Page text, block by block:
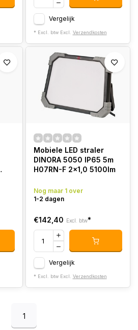
Vergelijk
* Excl. btw Excl. Verzendkosten
Mobiele LED straler
DINORA 5050 IP65 5m
H07RN-F 2x1,0 5100lm
Nog maar 1 over
1-2 dagen
€142,40 Excl. btw*
Vergelijk
* Excl. btw Excl. Verzendkosten
1